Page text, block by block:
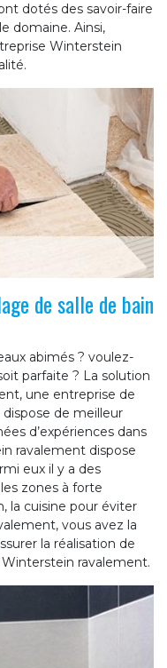
dotés des savoir-faire
domaine. Ainsi,
Winterstein
de salle de bain
abimés ? voulez-
parfaite ? La solution
une entreprise de
de meilleur
d’expériences dans
ravalement dispose
eux il y a des
zones à forte
la cuisine pour éviter
vous avez la
la réalisation de
Winterstein ravalement.